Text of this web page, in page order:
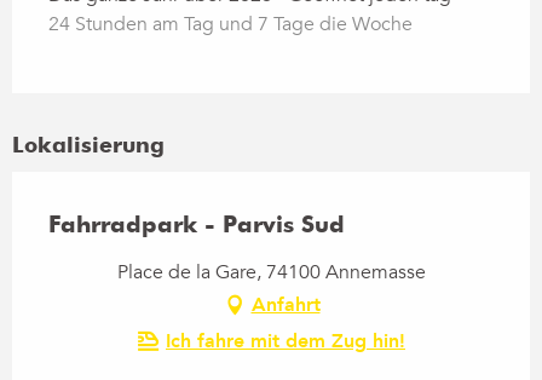
24 Stunden am Tag und 7 Tage die Woche
Lokalisierung
Fahrradpark - Parvis Sud
Place de la Gare, 74100 Annemasse
Anfahrt
Ich fahre mit dem Zug hin!